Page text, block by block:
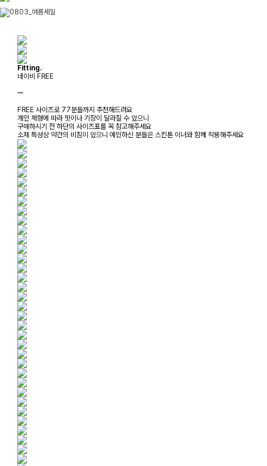
Fitting.
네이비 FREE
ㅡ
FREE 사이즈로 77분들까지 추천해드려요
개인 체형에 따라 핏이나 기장이 달라질 수 있으니
구매하시기 전 하단의 사이즈표를 꼭 참고해주세요
소재 특성상 약간의 비침이 있으니 예민하신 분들은 스킨톤 이너와 함께 착용해주세요